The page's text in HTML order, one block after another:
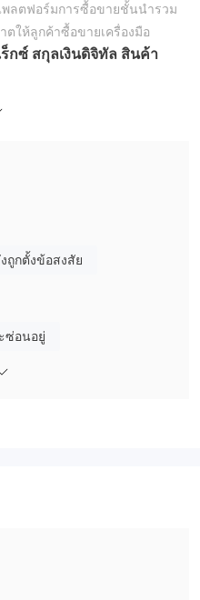
พลตฟอร์มการซื้อขายชั้นนำรวม
ตให้ลูกค้าซื้อขายเครื่องมือ
ร็กซ์ สกุลเงินดิจิทัล สินค้า
จซื้อขายอย่างชาญฉลาด
อนุญาตให้คัดลอกการซื้อขาย
นำเสนอหลายช่องทางให้
โทรศัพท์, อีเมล์
สนุนของโบรกเกอร์พร้อมให้
ซนต์และเกรนาดีนส์ ซึ่งเป็น
การโดยไม่มีการกำกับดูแลด้าน
ารรวมและได้รับอนุญาตจาก
ถูกตั้งข้อสงสัย
ซ่อนอยู่